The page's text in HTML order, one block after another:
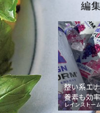
編
整い系エ
養素も効
レインストー